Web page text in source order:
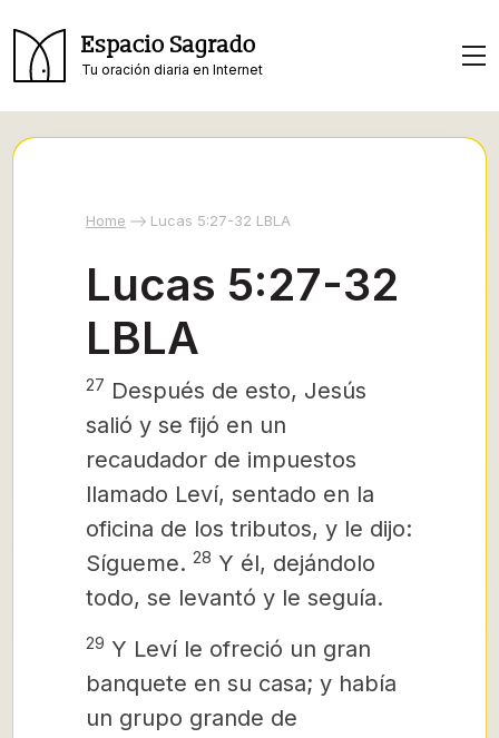
Espacio Sagrado
Tu oración diaria en Internet
Home Lucas 5:27-32 LBLA
Lucas 5:27-32
LBLA
27 Después de esto, Jesús
salió y se fijó en un
recaudador de impuestos
llamado Leví, sentado en la
oficina de los tributos, y le dijo:
Sígueme. 28 Y él, dejándolo
todo, se levantó y le seguía.
29 Y Leví le ofreció un gran
banquete en su casa; y había
un grupo grande de